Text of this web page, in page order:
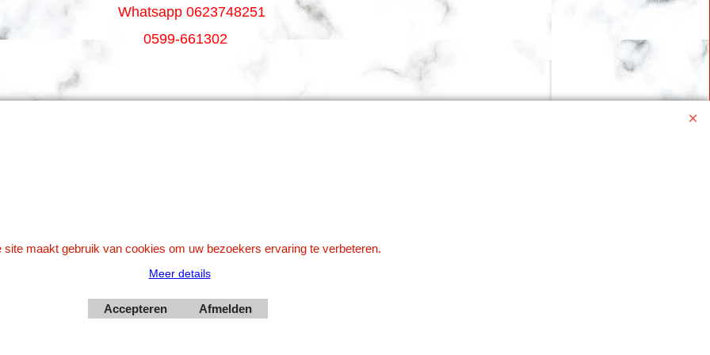
Whatsapp 0623748251
0599-661302
Webwinkel gemaakt met
ShopFactory webwinkel
software.
site maakt gebruik van cookies om uw bezoekers ervaring te verbeteren.
Meer details
Accepteren Afmelden